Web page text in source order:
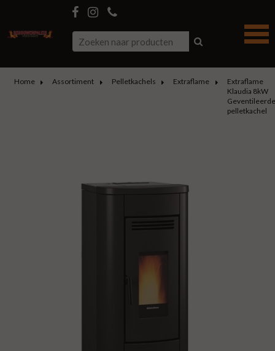
Home Assortiment Pelletkachels Extraflame
Extraflame
Klaudia 8kW
Geventileerde
pelletkachel